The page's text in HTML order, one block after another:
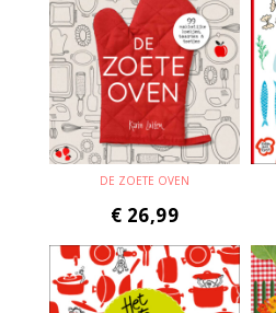
DE ZOETE OVEN
€ 26,99